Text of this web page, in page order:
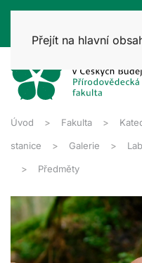
Přejít na hlavní
Úvod Fakulta
stanice Galerie
Předměty